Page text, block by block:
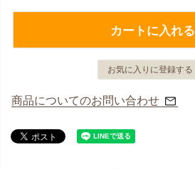
カートに入れる
お気に入りに登録する
商品についてのお問い合わせ